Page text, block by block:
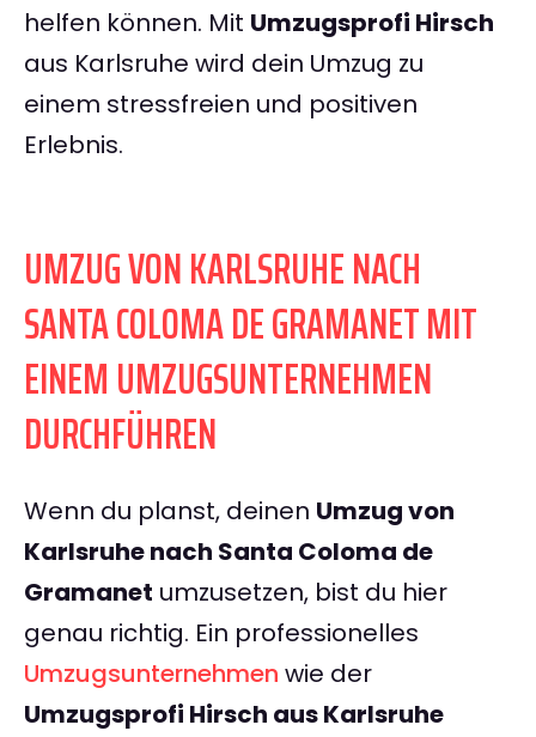
helfen können. Mit Umzugsprofi Hirsch
aus Karlsruhe wird dein Umzug zu
einem stressfreien und positiven
Erlebnis.
UMZUG VON KARLSRUHE NACH
SANTA COLOMA DE GRAMANET MIT
EINEM UMZUGSUNTERNEHMEN
DURCHFÜHREN
Wenn du planst, deinen Umzug von
Karlsruhe nach Santa Coloma de
Gramanet umzusetzen, bist du hier
genau richtig. Ein professionelles
Umzugsunternehmen wie der
Umzugsprofi Hirsch aus Karlsruhe